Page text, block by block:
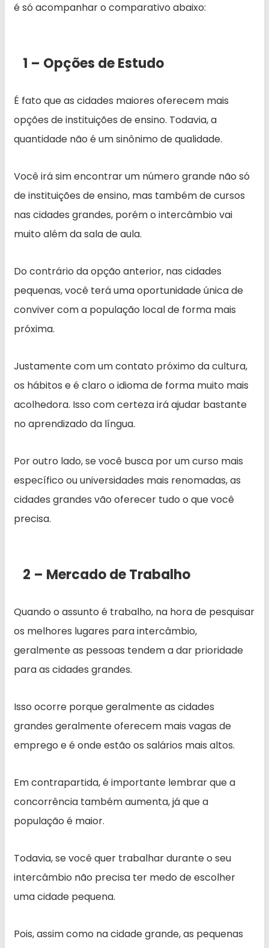
é só acompanhar o comparativo abaixo:
1 – Opções de Estudo
É fato que as cidades maiores oferecem mais
opções de instituições de ensino. Todavia, a
quantidade não é um sinônimo de qualidade.
Você irá sim encontrar um número grande não só
de instituições de ensino, mas também de cursos
nas cidades grandes, porém o intercâmbio vai
muito além da sala de aula.
Do contrário da opção anterior, nas cidades
pequenas, você terá uma oportunidade única de
conviver com a população local de forma mais
próxima.
Justamente com um contato próximo da cultura,
os hábitos e é claro o idioma de forma muito mais
acolhedora. Isso com certeza irá ajudar bastante
no aprendizado da língua.
Por outro lado, se você busca por um curso mais
específico ou universidades mais renomadas, as
cidades grandes vão oferecer tudo o que você
precisa.
2 – Mercado de Trabalho
Quando o assunto é trabalho, na hora de pesquisar
os melhores lugares para intercâmbio,
geralmente as pessoas tendem a dar prioridade
para as cidades grandes.
Isso ocorre porque geralmente as cidades
grandes geralmente oferecem mais vagas de
emprego e é onde estão os salários mais altos.
Em contrapartida, é importante lembrar que a
concorrência também aumenta, já que a
população é maior.
Todavia, se você quer trabalhar durante o seu
intercâmbio não precisa ter medo de escolher
uma cidade pequena.
Pois, assim como na cidade grande, as pequenas